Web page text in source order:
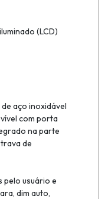
(LCD)
aço inoxidável
com porta
na parte
de
pelo usuário e
dim auto,